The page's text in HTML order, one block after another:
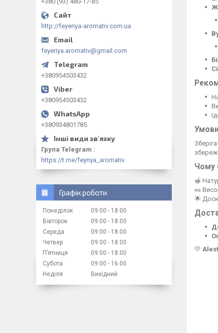
Чому
🍯
🥜
🌟
💛
http://feyeriya-aromativ.com.ua
feyeriya.aromativ@gmail.com
+380954503432
+380954503432
+380934801785
Група Telegram
https://t.me/feyriya_aromativ
Графік роботи
Понеділок 09:00
18:00
Вівторок
09:00
18:00
Середа
09:00
18:00
Четвер
09:00
18:00
Пʼятниця
09:00
18:00
Субота
09:00
16:00
Неділя
Вихідний